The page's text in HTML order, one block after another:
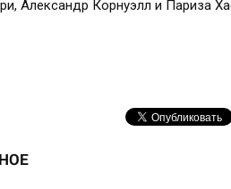
Александр Корнуэлл и Париза